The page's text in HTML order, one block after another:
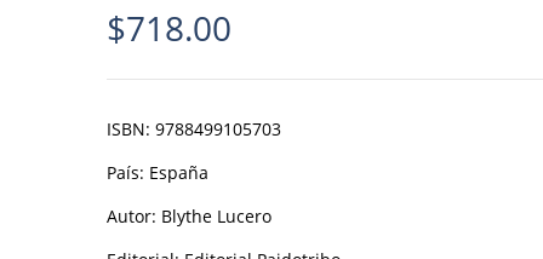
$718.00
ISBN: 9788499105703
País: España
Autor: Blythe Lucero